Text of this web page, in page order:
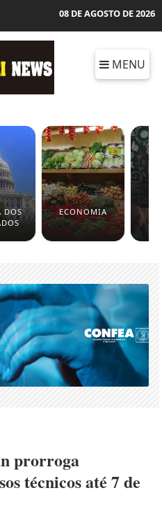
08 DE AGOSTO DE 2026
MENU
DOS
ECONOMIA
prorroga
técnicos até 7 de